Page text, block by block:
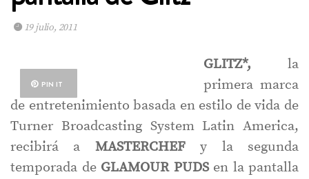
19 julio, 2011
PIN IT
GLITZ*, la
primera marca
de entretenimiento basada en estilo de vida de
Turner Broadcasting System Latin America,
recibirá a MASTERCHEFy la segunda
temporada de GLAMOUR PUDS en la pantalla